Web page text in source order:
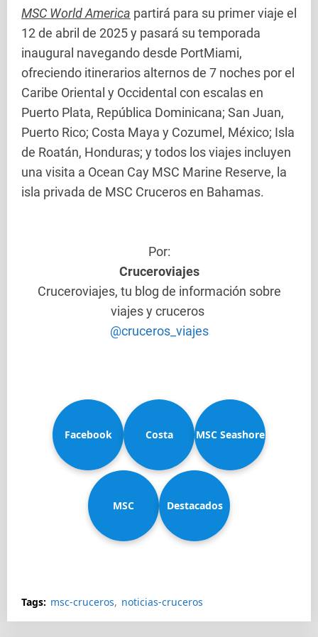
MSC World America partirá para su primer viaje el
12 de abril de 2025 y pasará su temporada
inaugural navegando desde PortMiami,
ofreciendo itinerarios alternos de 7 noches por el
Caribe Oriental y Occidental con escalas en
Puerto Plata, República Dominicana; San Juan,
Puerto Rico; Costa Maya y Cozumel, México; Isla
de Roatán, Honduras; y todos los viajes incluyen
una visita a Ocean Cay MSC Marine Reserve, la
isla privada de MSC Cruceros en Bahamas.
Por:
Cruceroviajes
Cruceroviajes, tu blog de información sobre
viajes y cruceros
@cruceros_viajes
Facebook Costa
Diadema
MSC Seashore
MSC Destacados
Tags: msc-cruceros noticias-cruceros